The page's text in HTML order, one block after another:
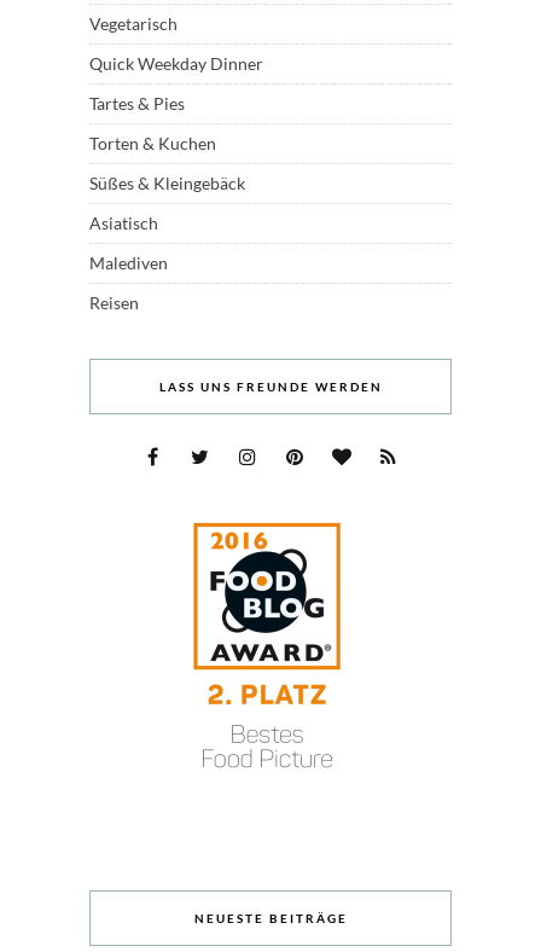
Vegetarisch
Quick Weekday Dinner
Tartes & Pies
Torten & Kuchen
Süßes & Kleingebäck
Asiatisch
Malediven
Reisen
LASS UNS FREUNDE WERDEN
NEUESTE BEITRÄGE